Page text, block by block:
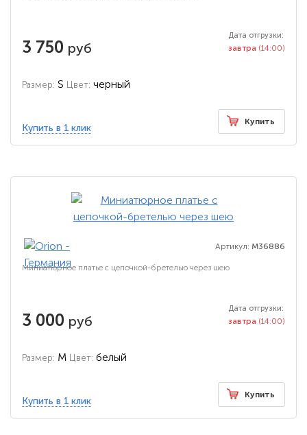
3 750 руб
Дата отгрузки:
завтра (14:00)
Размер: S Цвет: черный
Купить в 1 клик
Купить
Артикул: M36886
Миниатюрное платье с цепочкой-бретелью через шею
3 000 руб
Дата отгрузки:
завтра (14:00)
Размер: M Цвет: белый
Купить в 1 клик
Купить